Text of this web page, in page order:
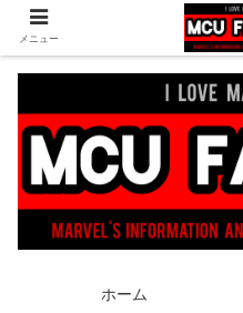
ヒーロー映画やコミック、フィギュ
DC
ホーム
メニュー